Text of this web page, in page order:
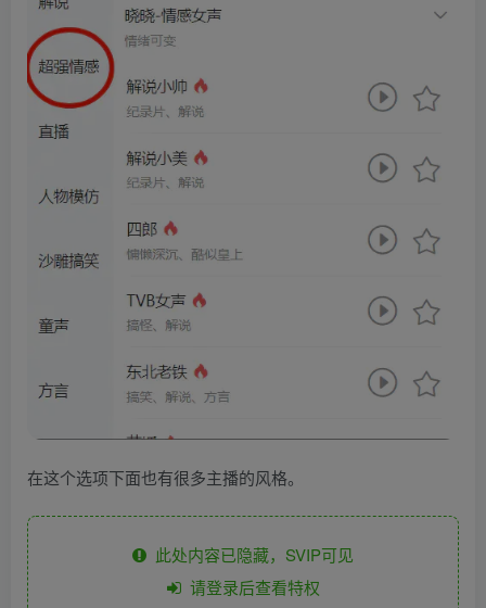
在这个选项下面也有很多主播的风格。
此处内容已隐藏，SVIP可见
请登录后查看特权